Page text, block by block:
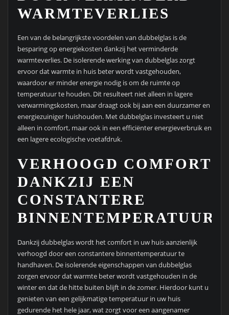
WARMTEVERLIES
Een van de belangrijkste voordelen van dubbelglas is de
besparing op energiekosten dankzij het verminderde
warmteverlies. De isolerende werking van dubbelglas zorgt
ervoor dat warmte in huis beter wordt vastgehouden,
waardoor er minder energie nodig is om de ruimte op
temperatuur te houden. Dit resulteert niet alleen in lagere
verwarmingskosten, maar draagt ook bij aan een duurzamer en
energiezuiniger huishouden. Met dubbelglas investeert u niet
alleen in comfort, maar ook in een efficiënter energieverbruik en
een lagere ecologische voetafdruk.
VERHOOGD COMFORT
DANKZIJ EEN
CONSTANTERE
BINNENTEMPERATUUR
Dankzij dubbelglas wordt het comfort in uw huis aanzienlijk
verhoogd door een constantere binnentemperatuur te
handhaven. De isolerende eigenschappen van dubbelglas
zorgen ervoor dat warmte beter wordt vastgehouden in de
winter en dat de hitte buiten blijft in de zomer. Hierdoor kunt u
genieten van een gelijkmatige temperatuur in uw huis
gedurende het hele jaar, wat zorgt voor een aangenamer